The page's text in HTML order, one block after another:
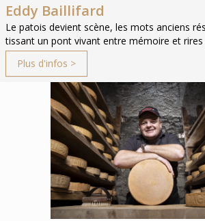
Eddy Baillifard
Le patois devient scène, les mots anciens
tissant un pont vivant entre mémoire et rires
Plus d'infos >